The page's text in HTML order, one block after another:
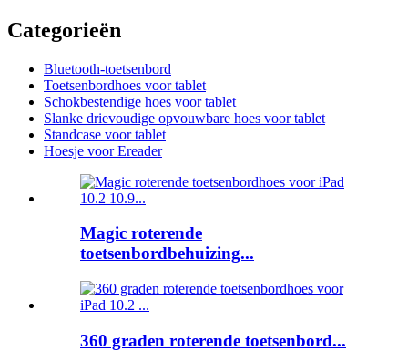
Categorieën
Bluetooth-toetsenbord
Toetsenbordhoes voor tablet
Schokbestendige hoes voor tablet
Slanke drievoudige opvouwbare hoes voor tablet
Standcase voor tablet
Hoesje voor Ereader
Magic roterende
toetsenbordbehuizing...
360 graden roterende toetsenbord...